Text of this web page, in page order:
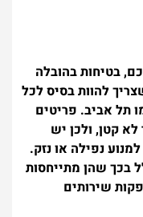
בטיחות בהובלה
להוות בסיס לכל
תל אביב. פריטים
קטן, ולכן יש
נפילה או נזק.
בכך שהן מתייחסות
שירותים